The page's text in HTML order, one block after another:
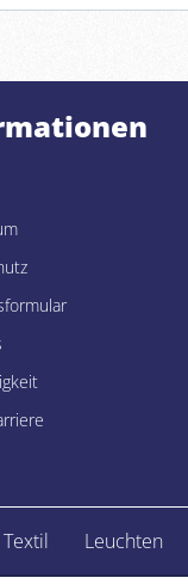
Textil Leuchten